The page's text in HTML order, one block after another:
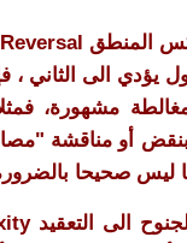
يؤدي الى الثاني
مشهورة،
أو مناقشة
ليس صحيحا